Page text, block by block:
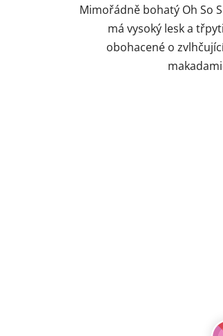
Mimořádně bohatý Oh So
má vysoký lesk a
obohacené o